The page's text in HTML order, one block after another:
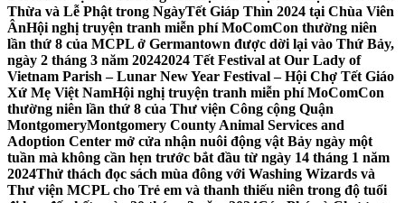
Thừa và Lễ Phật trong NgàyTết Giáp Thìn 2024 tại Chùa Viên
ÂnHội nghị truyện tranh miễn phí MoComCon thường niên
lần thứ 8 của MCPL ở Germantown được dời lại vào Thứ Bảy,
ngày 2 tháng 3 năm 20242024 Tết Festival at Our Lady of
Vietnam Parish – Lunar New Year Festival – Hội Chợ Tết Giáo
Xứ Mẹ Việt NamHội nghị truyện tranh miễn phí MoComCon
thường niên lần thứ 8 của Thư viện Công cộng Quận
MontgomeryMontgomery County Animal Services and
Adoption Center mở cửa nhận nuôi động vật Bảy ngày một
tuần mà không cần hẹn trước bắt đầu từ ngày 14 tháng 1 năm
2024Thử thách đọc sách mùa đông với Washing Wizards và
Thư viện MCPL cho Trẻ em và thanh thiếu niên trong độ tuổi